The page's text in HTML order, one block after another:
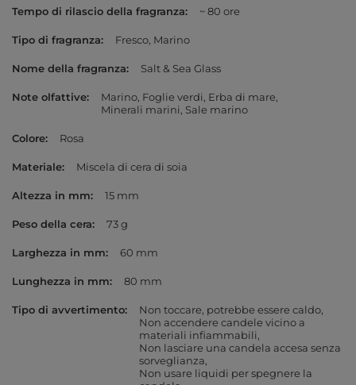
Tempo di rilascio della fragranza ~ 80 ore
Tipo di fragranza Fresco Marino
Nome della fragranza Salt & Sea Glass
Note olfattive Marino Foglie verdi Erba di mare
Minerali marini Sale marino
Colore Rosa
Materiale Miscela di cera di soia
Altezza in mm 15 mm
Peso della cera 73 g
Larghezza in mm 60 mm
Lunghezza in mm 80 mm
Tipo di avvertimento
Non toccare, potrebbe essere caldo
Non accendere candele vicino a
materiali infiammabili
Non lasciare una candela accesa senza
sorveglianza
Non usare liquidi per spegnere la